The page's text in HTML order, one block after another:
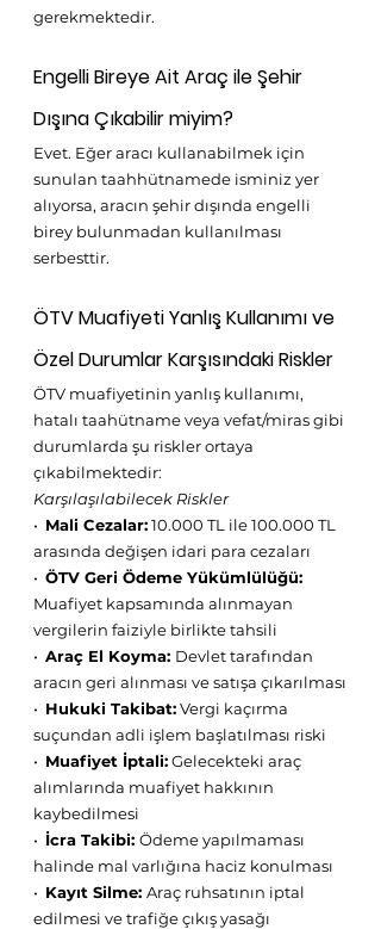
gerekmektedir.
Engelli Bireye Ait Araç ile Şehir
Dışına Çıkabilir miyim?
Evet. Eğer aracı kullanabilmek için
sunulan taahhütnamede isminiz yer
alıyorsa, aracın şehir dışında engelli
birey bulunmadan kullanılması
serbesttir.
ÖTV Muafiyeti Yanlış Kullanımı ve
Özel Durumlar Karşısındaki Riskler
ÖTV muafiyetinin yanlış kullanımı,
hatalı taahütname veya vefat/miras gibi
durumlarda şu riskler ortaya
çıkabilmektedir:
Karşılaşılabilecek Riskler
•⁠ ⁠Mali Cezalar: 10.000 TL ile 100.000 TL
arasında değişen idari para cezaları
•⁠  ⁠ ÖTV Geri Ödeme Yükümlülüğü:
Muafiyet kapsamında alınmayan
vergilerin faiziyle birlikte tahsili
•⁠ ⁠Araç El Koyma: Devlet tarafından
aracın geri alınması ve satışa çıkarılması
•⁠  ⁠ Hukuki Takibat: Vergi kaçırma
suçundan adli işlem başlatılması riski
•⁠  ⁠ Muafiyet İptali: Gelecekteki araç
alımlarında muafiyet hakkının
kaybedilmesi
•⁠  ⁠ İcra Takibi: Ödeme yapılmaması
halinde mal varlığına haciz konulması
•⁠ ⁠Kayıt Silme: Araç ruhsatının iptal
edilmesi ve trafiğe çıkış yasağı